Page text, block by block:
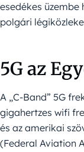
esedékes
polgári
5G az
A „C-Band” 5G
gigahertzes wifi
és az amerikai
(Federal Aviation